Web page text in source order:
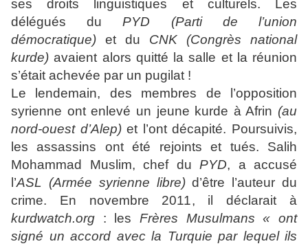
ses droits linguistiques et culturels. Les
délégués duPYD (Parti de l’union
démocratique) et du CNK
(Congrès national
kurde) avaient alors quitté la salle et la réunion
s’était achevée par un pugilat !
Le lendemain, des membres de l’opposition
syrienne ont enlevé un jeune kurde à Afrin (au
nord-ouest d’Alep)et l’ont décapité. Poursuivis,
les assassins ont été rejoints et tués. Salih
Mohammad Muslim, chef du PYD, a accusé
l’ASL (Armée syrienne libre)d’être l’auteur du
crime. En novembre 2011, il déclarait à
kurdwatch.org : les Frères Musulmans « ont
signé un accord avec la Turquie par lequel ils